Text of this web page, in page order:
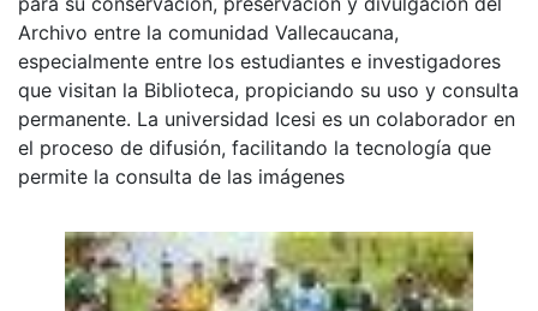
Archivo entre la comunidad Vallecaucana,
especialmente entre los estudiantes e investigadores
que visitan la Biblioteca, propiciando su uso y consulta
permanente. La universidad Icesi es un colaborador en
el proceso de difusión, facilitando la tecnología que
permite la consulta de las imágenes